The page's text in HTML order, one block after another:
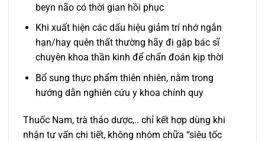
beyn não có thời gian hồi phục
Khi xuất hiện các dấu hiệu giảm trí nhớ ngắn
hạn/hay quên thất thường hãy đi gặp bác sĩ
chuyên khoa thần kinh để chẩn đoán kịp thời
Bổ sung thực phẩm thiên nhiên, nằm trong
hướng dẫn nghiên cứu y khoa chính quy
Thuốc Nam, trà thảo dược,.. chỉ kết hợp dùng khi
nhận tư vấn chi tiết, không nhóm chữa “siêu tốc